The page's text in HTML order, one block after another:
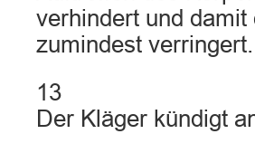
verhindert und
zumindest verringert.
13
Der Kläger kündigt